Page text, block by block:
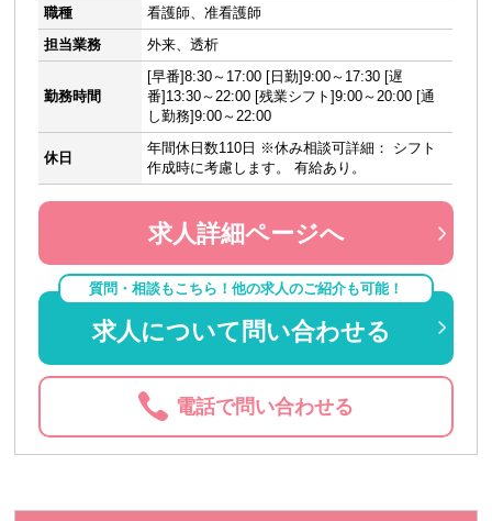
職種
看護師、准看護師
担当業務
外来、透析
勤務時間
[早番]8:30～17:00 [日勤]9:00～17:30 [遅
番]13:30～22:00 [残業シフト]9:00～20:00 [通
し勤務]9:00～22:00
休日
年間休日数110日 ※休み相談可詳細： シフト
作成時に考慮します。 有給あり。
求人詳細ページへ
質問・相談もこちら！他の求人のご紹介も可能！
求人について問い合わせる
電話で問い合わせる